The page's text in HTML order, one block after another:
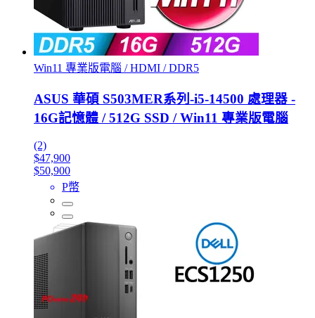
Win11 專業版電腦 / HDMI / DDR5
ASUS 華碩 S503MER系列-i5-14500 處理器 -
16G記憶體 / 512G SSD / Win11 專業版電腦
(2)
$47,900
$50,900
P幣